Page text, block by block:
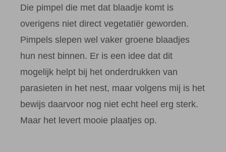
Die pimpel die met dat blaadje komt is
overigens niet direct vegetatiër geworden.
Pimpels slepen wel vaker groene blaadjes
hun nest binnen. Er is een idee dat dit
mogelijk helpt bij het onderdrukken van
parasieten in het nest, maar volgens mij is het
bewijs daarvoor nog niet echt heel erg sterk.
Maar het levert mooie plaatjes op.